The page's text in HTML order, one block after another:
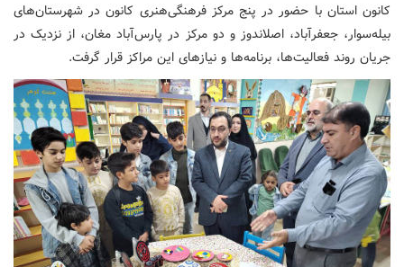
کانون استان با حضور در پنج مرکز فرهنگی‌هنری کانون در شهرستان‌های
بیله‌سوار، جعفرآباد، اصلاندوز و دو مرکز در پارس‌آباد مغان، از نزدیک در
جریان روند فعالیت‌ها، برنامه‌ها و نیازهای این مراکز قرار گرفت.